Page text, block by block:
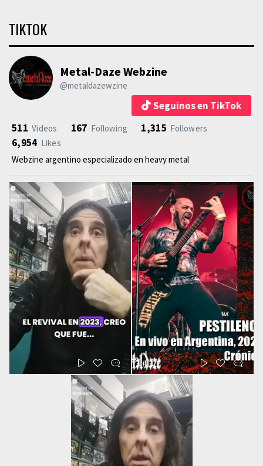
TIKTOK
Metal-Daze Webzine
@metaldazewzine
Seguinos en TikTok
511 Videos 167 Following 1,315 Followers
6,954 Likes
Webzine argentino especializado en heavy metal